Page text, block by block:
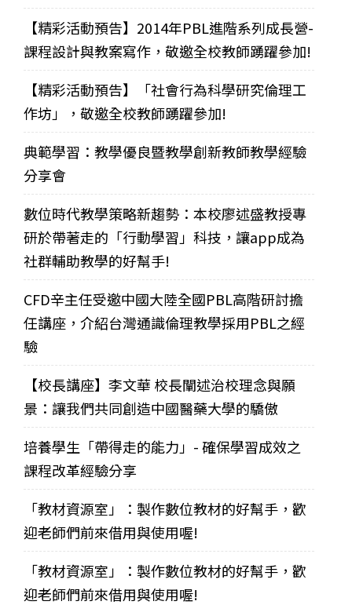
【精彩活動預告】2014年PBL進階系列成長營-
課程設計與教案寫作，敬邀全校教師踴躍參加!
【精彩活動預告】「社會行為科學研究倫理工
作坊」，敬邀全校教師踴躍參加!
典範學習：教學優良暨教學創新教師教學經驗
分享會
數位時代教學策略新趨勢：本校廖述盛教授專
研於帶著走的「行動學習」科技，讓app成為
社群輔助教學的好幫手!
CFD辛主任受邀中國大陸全國PBL高階研討擔
任講座，介紹台灣通識倫理教學採用PBL之經
驗
【校長講座】李文華 校長闡述治校理念與願
景：讓我們共同創造中國醫藥大學的驕傲
培養學生「帶得走的能力」- 確保學習成效之
課程改革經驗分享
「教材資源室」：製作數位教材的好幫手，歡
迎老師們前來借用與使用喔!
「教材資源室」：製作數位教材的好幫手，歡
迎老師們前來借用與使用喔!